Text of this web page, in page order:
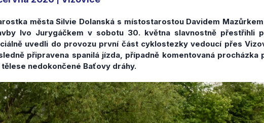
města Silvie Dolanská s místostarostou Davidem
Ivo Jurygáčkem v sobotu 30. května slavnostně přestřihli
uvedli do provozu první část cyklostezky vedoucí přes
připravena spanilá jízda, případně komentovaná
nedokončené Baťovy dráhy.